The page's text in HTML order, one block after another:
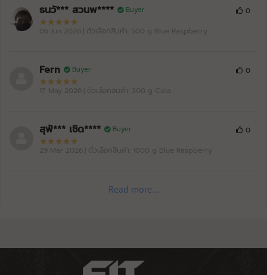
ธนวั*** สวนพ**** Buyer
06 Jun 2026 | ตัวเลือกสินค้า: 500 g Blue Raspberry
0
Fern Buyer
17 May 2026 | ตัวเลือกสินค้า: 300 g Cola
0
สุพั*** เชิด**** Buyer
29 Mar 2026 | ตัวเลือกสินค้า: 1000 g Blue Raspberry
0
Read more...